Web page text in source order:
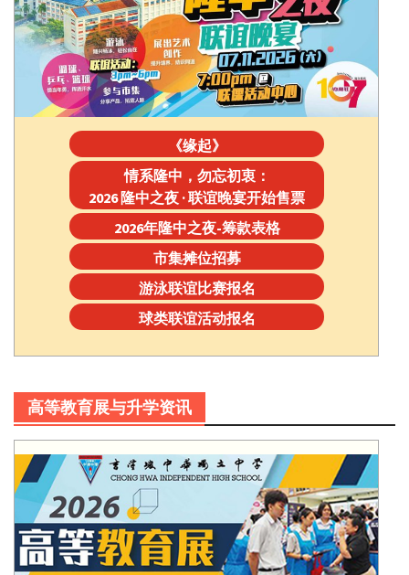
《缘起》
情系隆中，勿忘初衷：
2026 隆中之夜 · 联谊晚宴开始售票
2026年隆中之夜-筹款表格
市集摊位招募
游泳联谊比赛报名
球类联谊活动报名
高等教育展与升学资讯